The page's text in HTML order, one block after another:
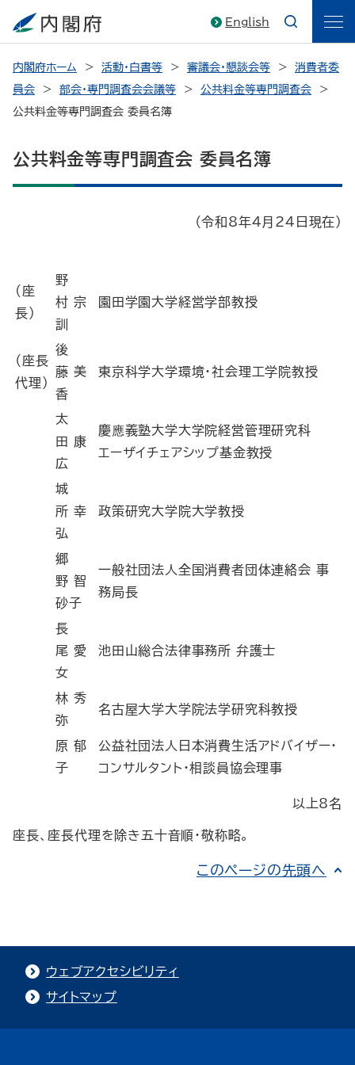
English
内閣府ホーム 活動・白書等 審議会・懇談会等
消費者委
員会
部会・専門調査会会議等
公共料金等専門調査会
公共料金等専門調査会 委員名簿
公共料金等専門調査会 委員名簿
（令和8年4月24日現在）
(座
長)
野
村 宗
訓
園田学園大学経営学部教授
（座長
代理）
後
藤 美
香
東京科学大学環境・社会理工学院教授
太
田 康
広
慶應義塾大学大学院経営管理研究科
エーザイチェアシップ基金教授
城
所 幸
弘
政策研究大学院大学教授
郷
野 智
砂子
一般社団法人全国消費者団体連絡会 事
務局長
長
尾 愛
女
池田山総合法律事務所 弁護士
林 秀
弥
名古屋大学大学院法学研究科教授
原 郁
子
公益社団法人日本消費生活アドバイザー・
コンサルタント・相談員協会理事
以上8名
座長、座長代理を除き五十音順・敬称略。
このページの先頭へ
ウェブアクセシビリティ
サイトマップ